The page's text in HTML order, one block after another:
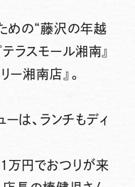
めの“藤沢の年越
テラスモール湘南』
ー湘南店』 。
は、ランチもディ
万円でおつりが来